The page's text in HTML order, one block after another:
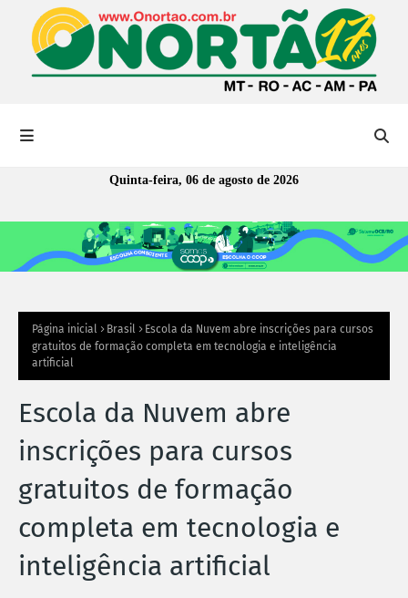
Quinta-feira, 06 de agosto de 2026
Página inicial Brasil
Escola da Nuvem abre inscrições para cursos
gratuitos de formação completa em tecnologia e inteligência
artificial
Escola da Nuvem abre
inscrições para cursos
gratuitos de formação
completa em tecnologia e
inteligência artificial